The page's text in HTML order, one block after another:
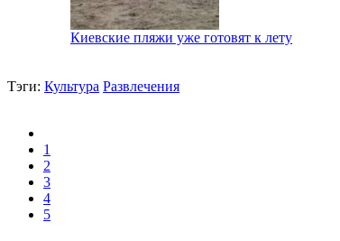
Киевские пляжи уже готовят к лету
Тэги: Культура Развлечения
1
2
3
4
5